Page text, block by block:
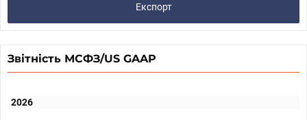
Експорт
Звітність МСФЗ/US GAAP
2026